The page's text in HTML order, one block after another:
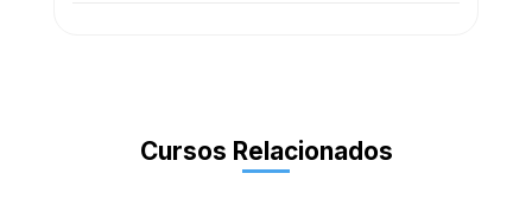
Cursos Relacionados